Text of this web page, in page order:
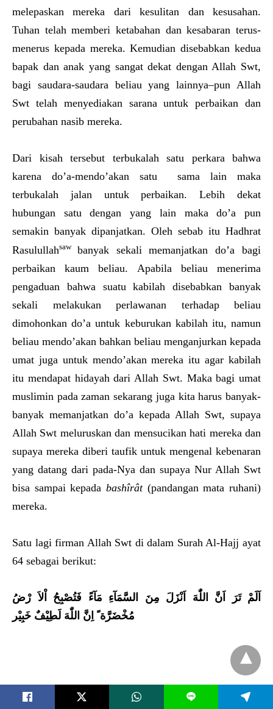
melepaskan mereka dari kesulitan dan kesusahan.
Tuhan telah memberi ketabahan dan kesabaran terus-
menerus kepada mereka. Kemudian disebabkan kedua
bapak dan anak yang sangat dekat dengan Allah Swt,
bagi saudara-saudara beliau yang lainnya–pun Allah
Swt telah menyediakan sarana untuk perbaikan dan
perubahan nasib mereka.
Dari kisah tersebut terbukalah satu perkara bahwa
karena do’a-mendo’akan satu sama lain maka
terbukalah jalan untuk perbaikan. Lebih dekat
hubungan satu dengan yang lain maka do’a pun
semakin banyak dipanjatkan. Oleh sebab itu Hadhrat
Rasulullahsaw banyak sekali memanjatkan do’a bagi
perbaikan kaum beliau. Apabila beliau menerima
pengaduan bahwa suatu kabilah disebabkan banyak
sekali melakukan perlawanan terhadap beliau
dimohonkan do’a untuk keburukan kabilah itu, namun
beliau mendo’akan bahkan beliau menganjurkan kepada
umat juga untuk mendo’akan mereka itu agar kabilah
itu mendapat hidayah dari Allah Swt. Maka bagi umat
muslimin pada zaman sekarang juga kita harus banyak-
banyak memanjatkan do’a kepada Allah Swt, supaya
Allah Swt meluruskan dan mensucikan hati mereka dan
supaya mereka diberi taufik untuk mengenal kebenaran
yang datang dari pada-Nya dan supaya Nur Allah Swt
bisa sampai kepada bashîrât(pandangan mata ruhani)
mereka.
Satu lagi firman Allah Swt di dalam Surah Al-Hajj ayat
64 sebagai berikut:
اَلَمْ تَرَ اَنَّ اللّٰهَ اَنْزَلَ مِنَ السَّمَاءِ مَاءً فَتُصْبِحُ
اْلاَ رْضُ
مُخْضَرَّة ً اِنَّ اللّٰهَ لَطِيْفٌ خَبِيْر
— Alam taro annal-Lôha anzala minas-samâ-i mâ-â, fa
L